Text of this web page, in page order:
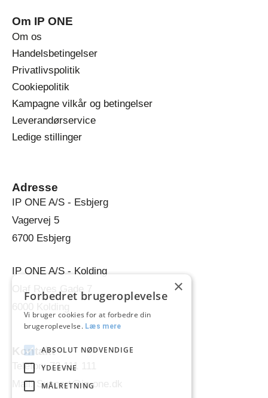
Om IP ONE
Om os
Handelsbetingelser
Privatlivspolitik
Cookiepolitik
Kampagne vilkår og betingelser
Leverandørservice
Ledige stillinger
Adresse
IP ONE A/S - Esbjerg
Vagervej 5
6700 Esbjerg
IP ONE A/S - Kolding
Kontakt
Telefon: 73 111 111
Mail: Support@ip-one.dk
×
Forbedret brugeroplevelse
Vi bruger cookies for at forbedre din
brugeroplevelse. Læs mere
ABSOLUT NØDVENDIGE
YDEEVNE
MÅLRETNING